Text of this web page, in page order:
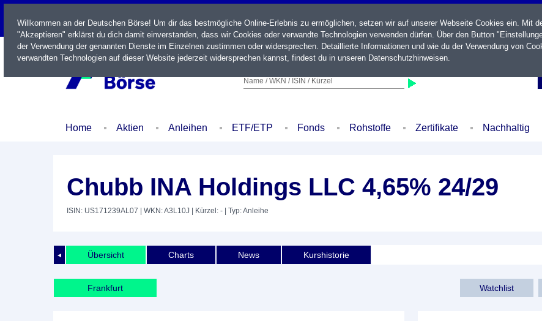
LIVE
Name / WKN / ISIN / Kürzel
Home Aktien Anleihen ETF/ETP Fonds Rohstoffe Zertifikate Nachhaltig
Chubb INA Holdings LLC 4,65% 24/29
ISIN: US171239AL07 | WKN: A3L10J | Kürzel: - | Typ: Anleihe
◄ Übersicht Charts News Kurshistorie
Frankfurt Watchlist
Willkommen an der Deutschen Börse! Um dir das bestmögliche Online-Erlebnis zu ermöglichen, setzen wir auf unserer Webseite Cookies ein. Mit
"Akzeptieren" erklärst du dich damit einverstanden, dass wir Cookies oder verwandte Technologien verwenden dürfen. Über den Button
der Verwendung der genannten Dienste im Einzelnen zustimmen oder widersprechen. Detaillierte Informationen und wie du der Verwendung von
verwandten Technologien auf dieser Website jederzeit widersprechen kannst, findest du in unseren Datenschutzhinweisen.